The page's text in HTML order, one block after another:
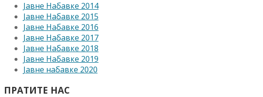
Јавне Набавке 2014
Јавне Набавке 2015
Јавне Набавке 2016
Јавне Набавке 2017
Јавне Набавке 2018
Јавне Набавке 2019
Јавне набавке 2020
ПРАТИТЕ НАС